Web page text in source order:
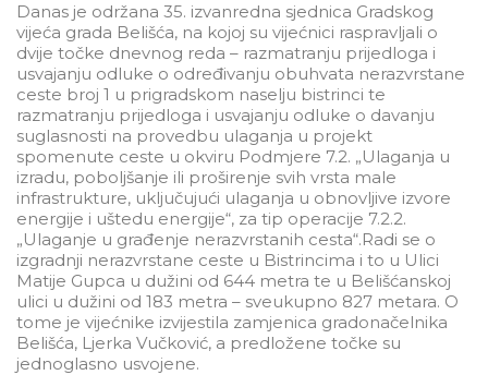
Danas je održana 35. izvanredna sjednica Gradskog
vijeća grada Belišća, na kojoj su vijećnici raspravljali o
dvije točke dnevnog reda – razmatranju prijedloga i
usvajanju odluke o određivanju obuhvata nerazvrstane
ceste broj 1 u prigradskom naselju bistrinci te
razmatranju prijedloga i usvajanju odluke o davanju
suglasnosti na provedbu ulaganja u projekt
spomenute ceste u okviru Podmjere 7.2. „Ulaganja u
izradu, poboljšanje ili proširenje svih vrsta male
infrastrukture, uključujući ulaganja u obnovljive izvore
energije i uštedu energije“, za tip operacije 7.2.2.
„Ulaganje u građenje nerazvrstanih cesta“.Radi se o
izgradnji nerazvrstane ceste u Bistrincima i to u Ulici
Matije Gupca u dužini od 644 metra te u Belišćanskoj
ulici u dužini od 183 metra – sveukupno 827 metara. O
tome je vijećnike izvijestila zamjenica gradonačelnika
Belišća, Ljerka Vučković, a predložene točke su
jednoglasno usvojene.